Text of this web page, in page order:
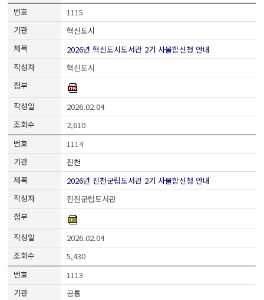
1115
혁신도시
2026년 혁신도시도서관 2기 사물함신청 안내
혁신도시
2026.02.04
2,610
1114
진천
2026년 진천군립도서관 2기 사물함신청 안내
진천군립도서관
2026.02.04
5,430
1113
공통